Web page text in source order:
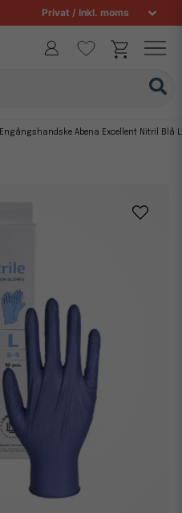
Engångshandske Abena Excellent Nitril Blå